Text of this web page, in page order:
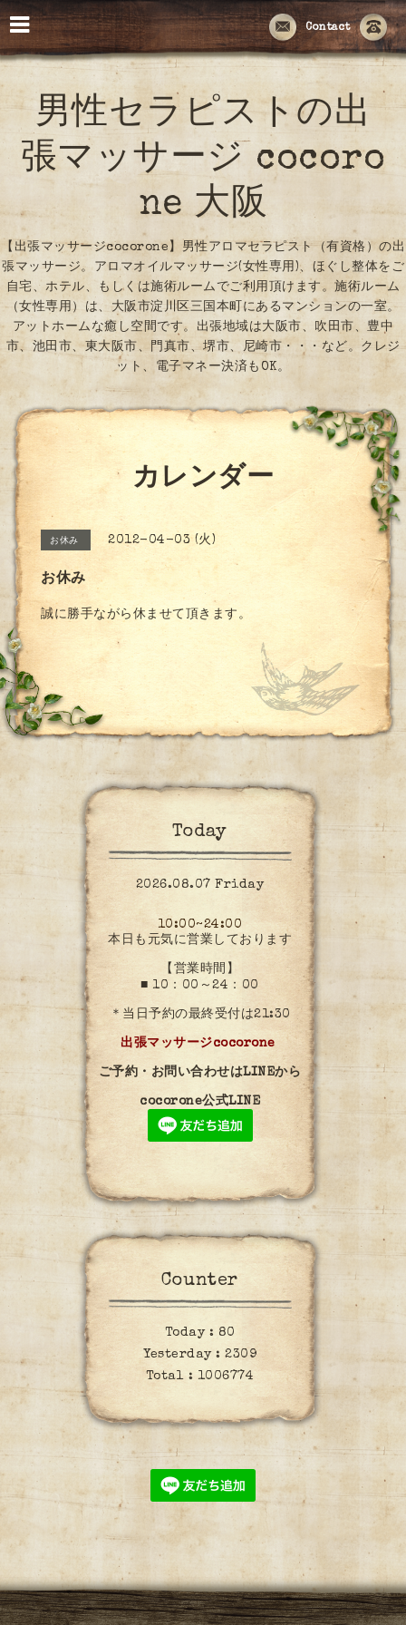
Contact
男性セラピストの出
張マッサージ cocoro
ne 大阪
【出張マッサージcocorone】男性アロマセラピスト（有資格）の出
張マッサージ。アロマオイルマッサージ(女性専用)、ほぐし整体をご
自宅、ホテル、もしくは施術ルームでご利用頂けます。施術ルーム
（女性専用）は、大阪市淀川区三国本町にあるマンションの一室。
アットホームな癒し空間です。出張地域は大阪市、吹田市、豊中
市、池田市、東大阪市、門真市、堺市、尼崎市・・・など。クレジ
ット、電子マネー決済もOK。
カレンダー
お休み 2012-04-03 (火)
お休み
誠に勝手ながら休ませて頂きます。
Today
2026.08.07 Friday
10:00~24:00
本日も元気に営業しております
【営業時間】
■ 10：00～24：00
＊当日予約の最終受付は21:30
出張マッサージcocorone
ご予約・お問い合わせはLINEから
cocorone公式LINE
Counter
Today : 80
Yesterday : 2309
Total : 1006774